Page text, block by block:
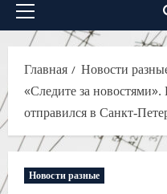
Основное
меню
Главная
Новости
«Следите за
отправился в
Новости разные